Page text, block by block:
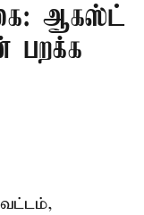
ஆகஸ்ட்
பறக்க